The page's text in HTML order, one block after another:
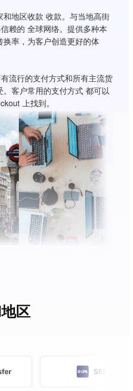
地区收款 收款。与当地高街
赖的 全球网络。提供多种本
率，为客户创造更好的体
流行的支付方式和所有主流货
客户常用的支付方式 都可以
上找到。
区